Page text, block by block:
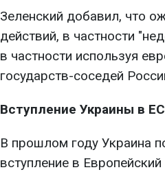
Зеленский добавил, что
действий, в частности
в частности используя
государств-соседей
Вступление Украины в ЕС
В прошлом году Украина
вступление в